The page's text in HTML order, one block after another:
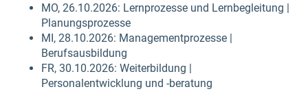
MO, 26.10.2026: Lernprozesse und Lernbegleitung |
Planungsprozesse
MI, 28.10.2026: Managementprozesse |
Berufsausbildung
FR, 30.10.2026: Weiterbildung |
Personalentwicklung und -beratung